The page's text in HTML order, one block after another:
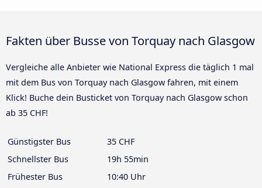
Fakten über Busse von Torquay nach Glasgow
Vergleiche alle Anbieter wie National Express die täglich 1 mal
mit dem Bus von Torquay nach Glasgow fahren, mit einem
Klick! Buche dein Busticket von Torquay nach Glasgow schon
ab 35 CHF!
Günstigster Bus
35 CHF
Schnellster Bus
19h 55min
Frühester Bus
10:40 Uhr